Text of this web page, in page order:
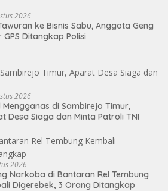
2026
ke Bisnis Sabu, Anggota Geng
GPS Ditangkap Polisi
2026
Mengganas di Sambirejo Timur,
Desa Siaga dan Minta Patroli TNI
2026
Narkoba di Bantaran Rel Tembung
Digerebek, 3 Orang Ditangkap